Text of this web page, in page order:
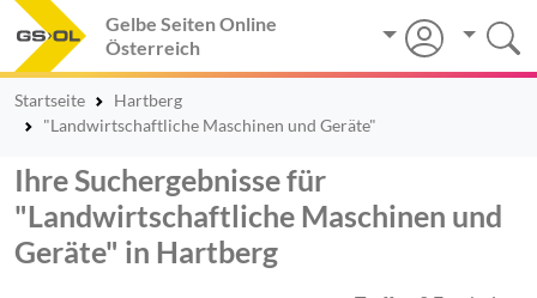
Gelbe Seiten Online
Österreich
Startseite
Hartberg
"Landwirtschaftliche Maschinen und Geräte"
Ihre Suchergebnisse für
"Landwirtschaftliche Maschinen und
Geräte" in Hartberg